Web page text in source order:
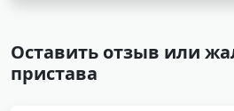
Оставить отзыв или
пристава